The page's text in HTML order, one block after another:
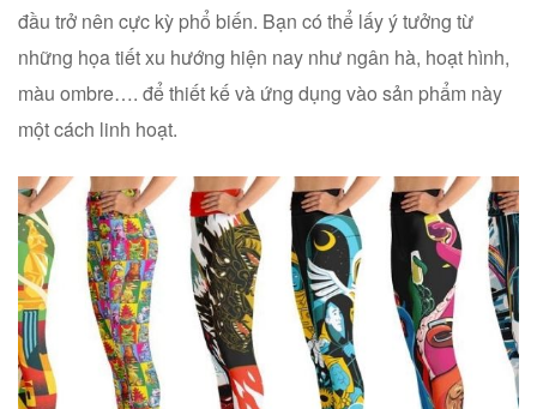
đầu trở nên cực kỳ phổ biến. Bạn có thể lấy ý tưởng từ
những họa tiết xu hướng hiện nay như ngân hà, hoạt hình,
màu ombre…. để thiết kế và ứng dụng vào sản phẩm này
một cách linh hoạt.